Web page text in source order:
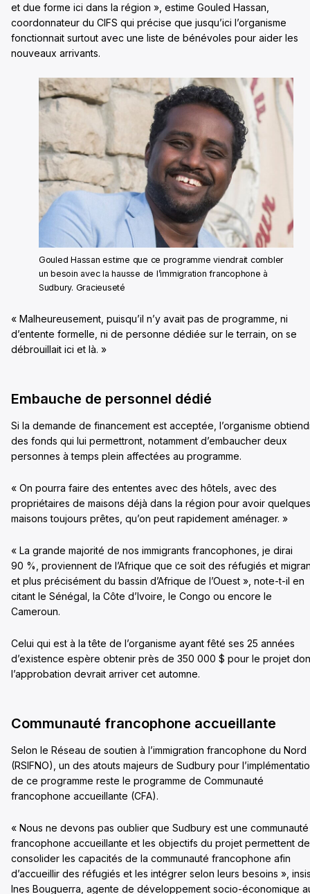
et due forme ici dans la région », estime Gouled Hassan,
coordonnateur du CIFS qui précise que jusqu’ici l’organisme
fonctionnait surtout avec une liste de bénévoles pour aider les
nouveaux arrivants.
Gouled Hassan estime que ce programme viendrait combler
un besoin avec la hausse de l’immigration francophone à
Sudbury. Gracieuseté
« Malheureusement, puisqu’il n’y avait pas de programme, ni
d’entente formelle, ni de personne dédiée sur le terrain, on se
débrouillait ici et là. »
Embauche de personnel dédié
Si la demande de financement est acceptée, l’organisme
des fonds qui lui permettront, notamment d’embaucher deux
personnes à temps plein affectées au programme.
« On pourra faire des ententes avec des hôtels, avec des
propriétaires de maisons déjà dans la région pour avoir quelques
maisons toujours prêtes, qu’on peut rapidement aménager. »
« La grande majorité de nos immigrants francophones, je dirai
90 %, proviennent de l’Afrique que ce soit des réfugiés et
et plus précisément du bassin d’Afrique de l’Ouest », note-t-il en
citant le Sénégal, la Côte d’Ivoire, le Congo ou encore le
Cameroun.
Celui qui est à la tête de l’organisme ayant fêté ses 25 années
d’existence espère obtenir près de 350 000 $ pour le projet
l’approbation devrait arriver cet automne.
Communauté francophone accueillante
Selon le Réseau de soutien à l’immigration francophone du Nord
(RSIFNO), un des atouts majeurs de Sudbury pour
de ce programme reste le programme de Communauté
francophone accueillante (CFA).
« Nous ne devons pas oublier que Sudbury est une communauté
francophone accueillante et les objectifs du projet permettent de
consolider les capacités de la communauté francophone afin
d’accueillir des réfugiés et les intégrer selon leurs besoins »,
Ines Bouguerra, agente de développement socio-économique